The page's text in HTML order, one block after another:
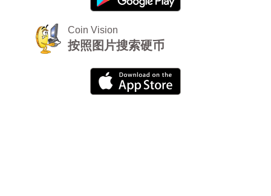
Coin Vision
按照图片搜索硬币